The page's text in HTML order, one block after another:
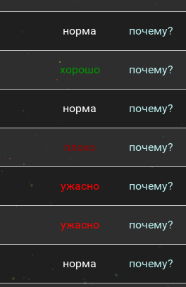
норма почему?
хорошо почему?
норма почему?
плохо почему?
ужасно почему?
ужасно почему?
норма почему?